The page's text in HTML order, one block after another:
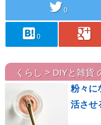
twitter 0
hatebu 0 googleplus
くらし > DIYと雑貨
粉々に
活させ